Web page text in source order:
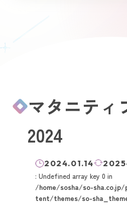
マタニティ
2024
2024.01.14
: Undefined array key 0 in
/home/sosha/so-
tent/themes/so-